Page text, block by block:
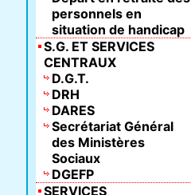
personnels en
situation de handicap
S.G. ET SERVICES
CENTRAUX
D.G.T.
DRH
DARES
Secrétariat Général
des Ministères
Sociaux
DGEFP
SERVICES